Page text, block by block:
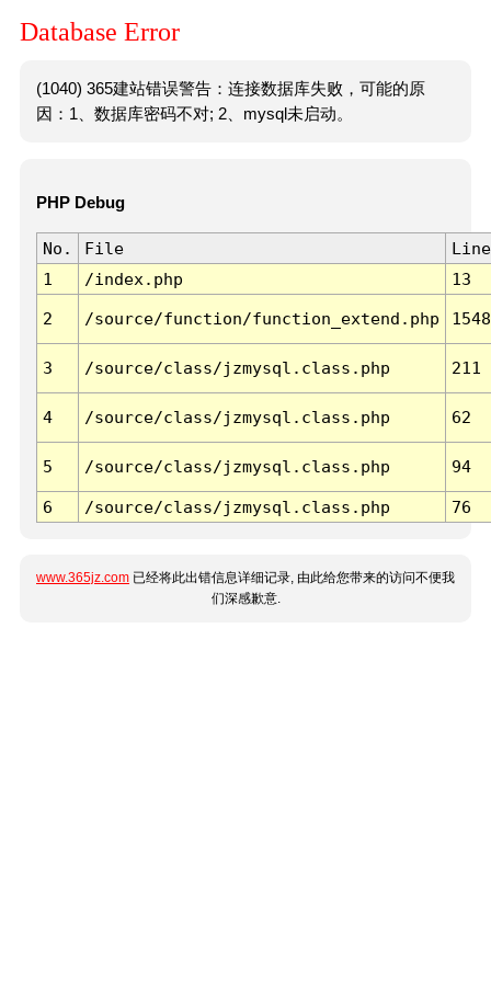
Database Error
(1040) 365建站错误警告：连接数据库失败，可能的原
因：1、数据库密码不对; 2、mysql未启动。
PHP Debug
No. File
Line
1
/index.php 13
2 /source/function/function_extend.php 1548
3 /source/class/jzmysql.class.php 211
4 /source/class/jzmysql.class.php 62
5 /source/class/jzmysql.class.php 94
6 /source/class/jzmysql.class.php 76
www.365jz.com 已经将此出错信息详细记录, 由此给您带来的访问不便我
们深感歉意.